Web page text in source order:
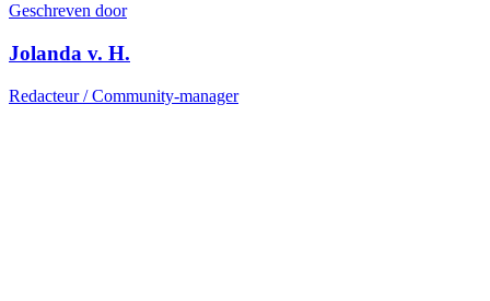
Geschreven door
Jolanda v. H.
Redacteur / Community-manager